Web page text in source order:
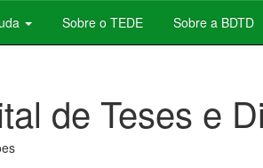
Sobre o TEDE Sobre a BDTD
de Teses e